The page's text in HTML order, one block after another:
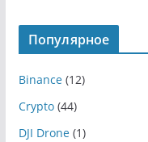
Популярное
Binance(12)
Crypto(44)
DJI Drone(1)